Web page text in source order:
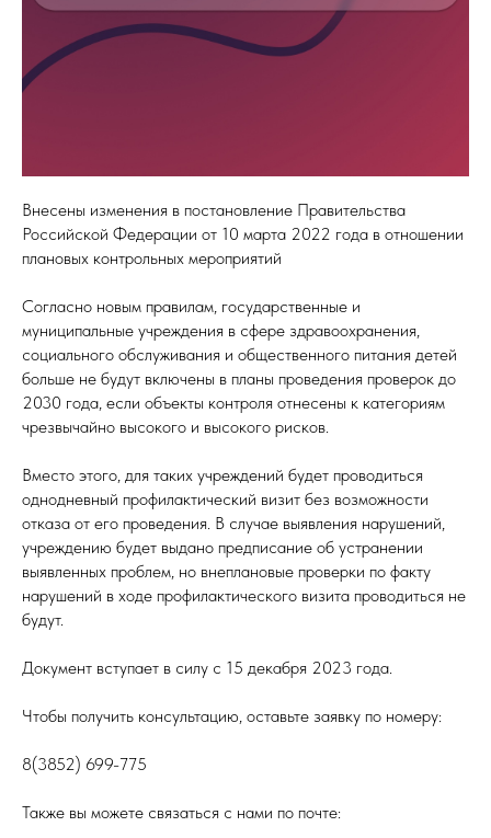
Внесены изменения в постановление Правительства
Российской Федерации от 10 марта 2022 года в отношении
плановых контрольных мероприятий
Согласно новым правилам, государственные и
муниципальные учреждения в сфере здравоохранения,
социального обслуживания и общественного питания детей
больше не будут включены в планы проведения проверок до
2030 года, если объекты контроля отнесены к категориям
чрезвычайно высокого и высокого рисков.
Вместо этого, для таких учреждений будет проводиться
однодневный профилактический визит без возможности
отказа от его проведения. В случае выявления нарушений,
учреждению будет выдано предписание об устранении
выявленных проблем, но внеплановые проверки по факту
нарушений в ходе профилактического визита проводиться не
будут.
Документ вступает в силу с 15 декабря 2023 года.
Чтобы получить консультацию, оставьте заявку по номеру:
8(3852) 699-775
Также вы можете связаться с нами по почте: